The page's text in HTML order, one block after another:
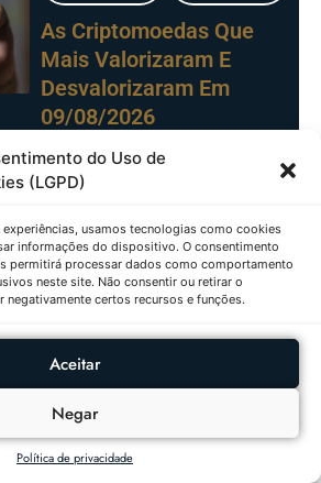
do Uso de
(LGPD)
experiências, usamos tecnologias como cookies
informações do dispositivo. O consentimento
permitirá processar dados como comportamento
neste site. Não consentir ou retirar o
negativamente certos recursos e funções.
Aceitar
Negar
Política de privacidade
As Criptomoedas Que
Mais Valorizaram E
Desvalorizaram Em
09/08/2026
CRIPTOMOEDAS
As Criptomoedas Que
Mais Valorizaram E
Desvalorizaram Em
RANKING DIÁRIO AÇÕES
Ações Com Maiores
Altas E Baixas No